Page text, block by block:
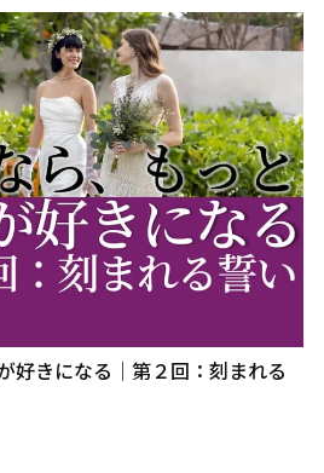
好きになる｜第２回：刻まれる